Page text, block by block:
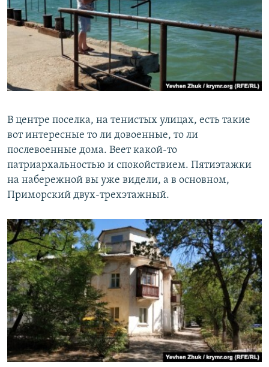
В центре поселка, на тенистых улицах, есть такие
вот интересные то ли довоенные, то ли
послевоенные дома. Веет какой-то
патриархальностью и спокойствием. Пятиэтажки
на набережной вы уже видели, а в основном,
Приморский двух-трехэтажный.